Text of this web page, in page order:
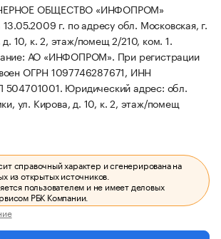
ОБЩЕСТВО «ИНФОПРОМ»
г. по адресу обл. Московская, г.
10, к. 2, этаж/помещ 2/210, ком. 1.
АО «ИНФОПРОМ». При регистрации
ОГРН 1097746287671, ИНН
504701001. Юридический адрес: обл.
ул. Кирова, д. 10, к. 2, этаж/помещ
справочный характер и сгенерирована на
из открытых источников.
пользователем и не имеет деловых
РБК Компании.